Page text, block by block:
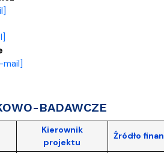
mail]
BADAWCZE
Kierownik
projektu
Źródło